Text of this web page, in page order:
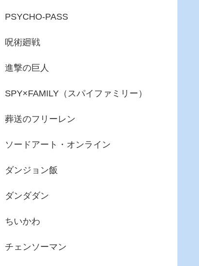
PSYCHO-PASS
呪術廻戦
進撃の巨人
SPY×FAMILY（スパイファミリー）
葬送のフリーレン
ソードアート・オンライン
ダンジョン飯
ダンダダン
ちいかわ
チェンソーマン